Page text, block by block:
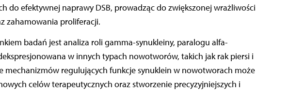
do efektywnej naprawy DSB, prowadząc do zwiększonej wrażliwości
zahamowania proliferacji.
badań jest analiza roli gamma-synukleiny, paralogu alfa-
w innych typach nowotworów, takich jak rak piersi i
mechanizmów regulujących funkcje synuklein w nowotworach może
celów terapeutycznych oraz stworzenie precyzyjniejszych i